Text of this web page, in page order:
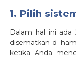
1. Pilih
Dalam hal ini ada
disematkan di
ketika Anda